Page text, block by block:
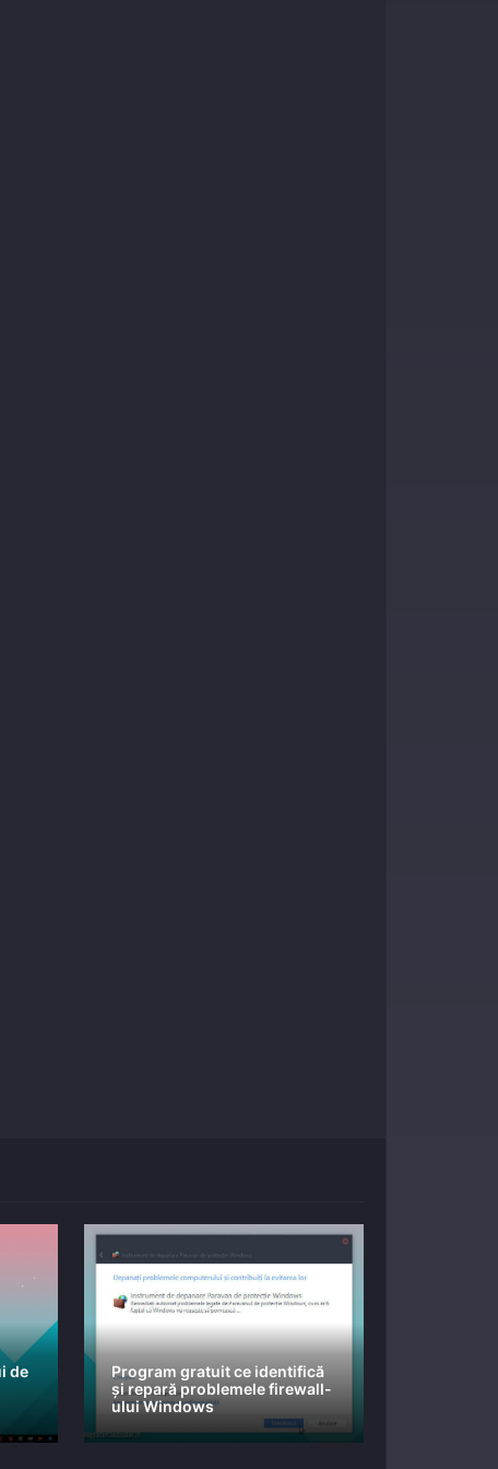
de
Program gratuit ce identifică
și repară problemele firewall-
ului Windows